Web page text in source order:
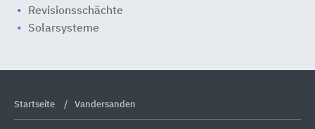
Revisionsschächte
Solarsysteme
Startseite Vandersanden